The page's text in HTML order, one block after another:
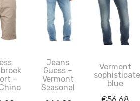
–
Jeans
Guess –
Vermont
Seasonal
Vermont
blue